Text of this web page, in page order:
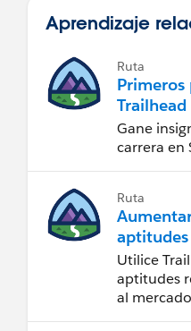
Aprendizaje
Ruta
Primeros
Trailhead
Gane
carrera en
Ruta
futuro
Utilice
aptitudes
al